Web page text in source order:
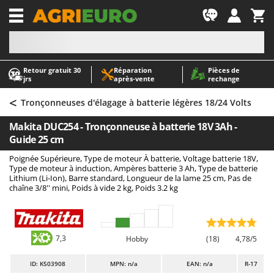
Retour gratuit 30
jrs
Réparation
après‑vente
Pièces de
rechange
-1
A
Abris de jardin
Accessoires pour tracteurs tondeuses autoportés
Aérateurs Scarificateurs pour gazon
Arracheuses de pommes de terre pour tracteur
Aspirateurs - Balais Électriques
Aspirateurs à cendres
Aspirateurs à feuilles sur roues
Aspirateurs de piscine
Aspirateurs Multifonctions
Atomiseurs agricoles pour tracteurs
Atomiseurs pour traitements
A
AgriEuro Premium
AgriEuro TOP-LINE
AGT
Aima
Airmec
AL-KO
ALA 2000
Alce
Alpina
Ama
< Tronçonneuses d'élagage à batterie légères 18/24 Volts
Makita DUC254 - Tronçonneuse à batterie 18V 3Ah -
Guide 25 cm
Poignée Supérieure, Type de moteur À batterie, Voltage batterie 18V,
Type de moteur à induction, Ampères batterie 3 Ah, Type de batterie
Lithium (Li-Ion), Barre standard, Longueur de la lame 25 cm, Pas de
chaîne 3/8'' mini, Poids à vide 2 kg, Poids 3.2 kg
7,3 Hobby (18) 4,78/5
ID: K503908 MPN: n/a EAN: n/a R-17